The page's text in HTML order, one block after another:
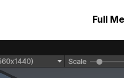
Full